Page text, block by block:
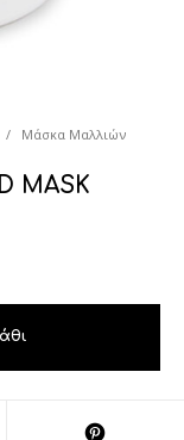
/ Μάσκα Μαλλιών
MASK